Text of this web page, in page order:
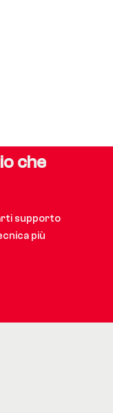
che
supporto
più